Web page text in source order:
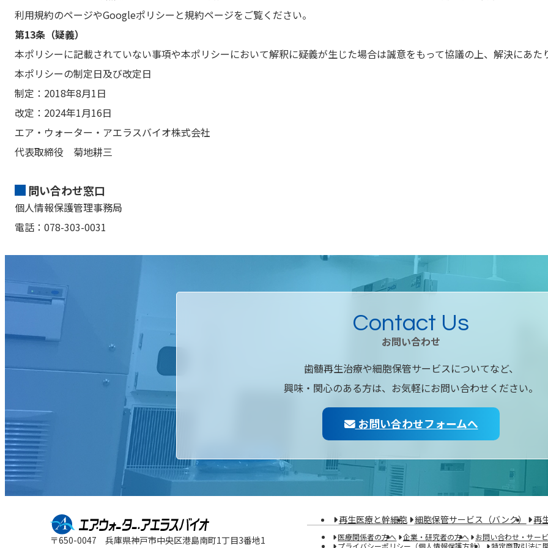
利用規約のページやGoogleポリシーと規約ページをご覧ください。
第13条（疑義）
本ポリシーに記載されていない事項や本ポリシーにおいて解釈に疑義が生じた場合は誠意をもって協議の上、解決にあた
本ポリシーの制定日及び改定日
制定：2018年8月1日
改定：2024年1月16日
エア・ウォーター・アエラスバイオ株式会社
代表取締役 菊地耕三
問い合わせ窓口
個人情報保護管理事務局
電話：078-303-0031
Contact Us
お問い合わせ
歯髄再生治療や細胞保管サービスについてなど、
興味・関心のある方は、お気軽にお問い合わせください。
お問い合わせフォームへ
〒650-0047 兵庫県神戸市中央区港島南町1丁目3番地1
再生医療と幹細胞 細胞保管サービス（バンク） 再
医療関係者の方へ 企業・研究者の方へ
お問い合わせ・サー
プライバシーポリシー（個人情報保護方針）
特定商取引法に